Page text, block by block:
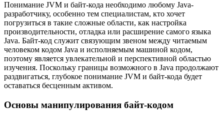
Понимание JVM и байт-кода необходимо любому Java-
разработчику, особенно тем специалистам, кто хочет
погрузиться в такие сложные области, как настройка
производительности, отладка или расширение самого языка
Java. Байт-код служит связующим звеном между читаемым
человеком кодом Java и исполняемым машиной кодом,
поэтому является увлекательной и перспективной областью
изучения. Поскольку границы возможного в Java продолжают
раздвигаться, глубокое понимание JVM и байт-кода будет
оставаться бесценным активом.
Основы манипулирования байт-кодом